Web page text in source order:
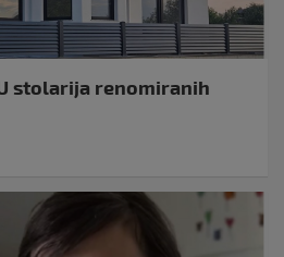
stolarija renomiranih